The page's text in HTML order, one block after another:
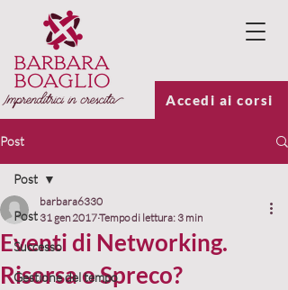
Accedi ai corsi
Post
Post
Successo
Gestione del tempo
Post
Eventi di Networking.
Risorsa o Spreco?
barbara6330
31 gen 2017Tempo di lettura: 3 min